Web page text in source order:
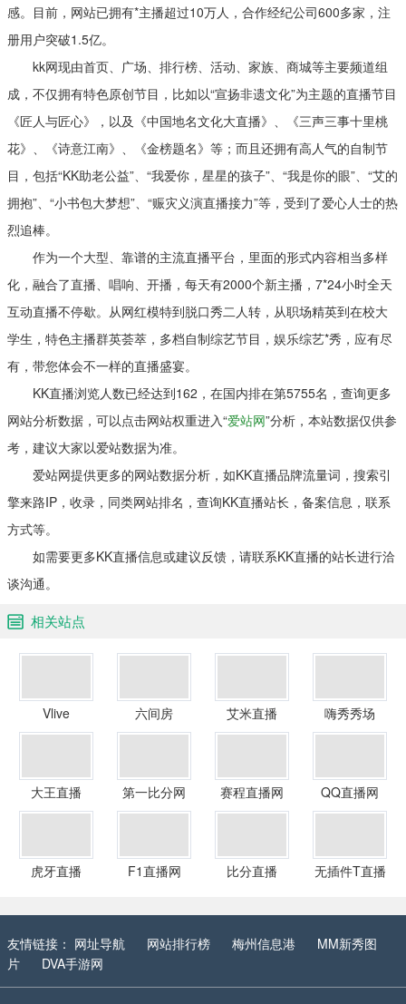
感。目前，网站已拥有*主播超过10万人，合作经纪公司600多家，注
册用户突破1.5亿。
kk网现由首页、广场、排行榜、活动、家族、商城等主要频道组
成，不仅拥有特色原创节目，比如以“宣扬非遗文化”为主题的直播节目
《匠人与匠心》，以及《中国地名文化大直播》、《三声三事十里桃
花》、《诗意江南》、《金榜题名》等；而且还拥有高人气的自制节
目，包括“KK助老公益”、“我爱你，星星的孩子”、“我是你的眼”、“艾的
拥抱”、“小书包大梦想”、“赈灾义演直播接力”等，受到了爱心人士的热
烈追棒。
作为一个大型、靠谱的主流直播平台，里面的形式内容相当多样
化，融合了直播、唱响、开播，每天有2000个新主播，7*24小时全天
互动直播不停歇。从网红模特到脱口秀二人转，从职场精英到在校大
学生，特色主播群英荟萃，多档自制综艺节目，娱乐综艺*秀，应有尽
有，带您体会不一样的直播盛宴。
KK直播浏览人数已经达到162，在国内排在第5755名，查询更多
网站分析数据，可以点击网站权重进入“爱站网”分析，本站数据仅供参
考，建议大家以爱站数据为准。
爱站网提供更多的网站数据分析，如KK直播品牌流量词，搜索引
擎来路IP，收录，同类网站排名，查询KK直播站长，备案信息，联系
方式等。
如需要更多KK直播信息或建议反馈，请联系KK直播的站长进行洽
谈沟通。
相关站点
Vlive 六间房 艾米直播 嗨秀秀场
大王直播 第一比分网 赛程直播网 QQ直播网
虎牙直播 F1直播网 比分直播 无插件T直播
友情链接： 网址导航 网站排行榜 梅州信息港
MM新秀图
片
DVA手游网